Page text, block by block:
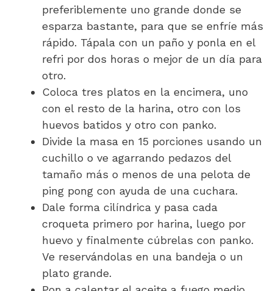
preferiblemente uno grande donde se
esparza bastante, para que se enfríe más
rápido. Tápala con un paño y ponla en el
refri por dos horas o mejor de un día para
otro.
Coloca tres platos en la encimera, uno
con el resto de la harina, otro con los
huevos batidos y otro con panko.
Divide la masa en 15 porciones usando un
cuchillo o ve agarrando pedazos del
tamaño más o menos de una pelota de
ping pong con ayuda de una cuchara.
Dale forma cilíndrica y pasa cada
croqueta primero por harina, luego por
huevo y finalmente cúbrelas con panko.
Ve reservándolas en una bandeja o un
plato grande.